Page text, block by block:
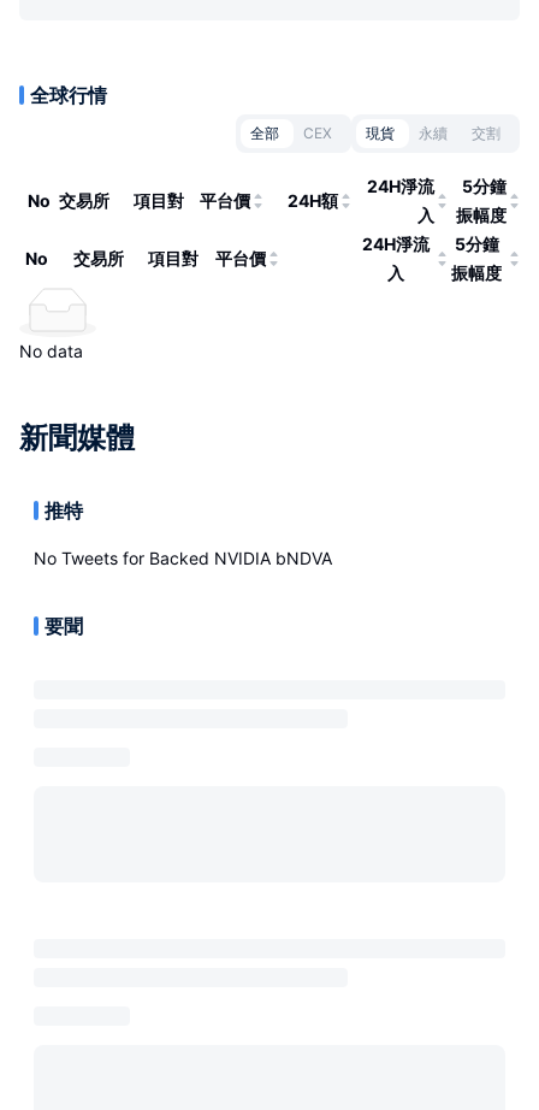
全球行情
全部 CEX 現貨 永續 交割
No 交易所 項目對 平台價 24H額
24H淨流
入
5分鐘
振幅度
No 交易所 項目對 平台價
24H淨流
入
5分鐘
振幅度
No data
新聞媒體
推特
No Tweets for Backed NVIDIA bNDVA
要聞